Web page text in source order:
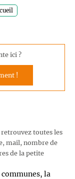
ici ?
!
retrouvez toutes les
mail, nombre de
de la petite
la